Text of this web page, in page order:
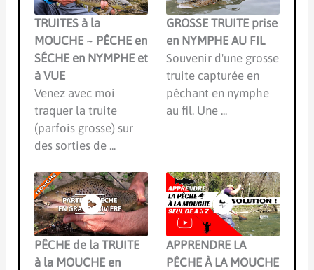
TRUITES à la
MOUCHE ~ PÊCHE en
SÉCHE en NYMPHE et
à VUE
Venez avec moi
traquer la truite
(parfois grosse) sur
des sorties de ...
GROSSE TRUITE prise
en NYMPHE AU FIL
Souvenir d'une grosse
truite capturée en
pêchant en nymphe
au fil. Une ...
PÊCHE de la TRUITE
à la MOUCHE en
APPRENDRE LA
PÊCHE À LA MOUCHE